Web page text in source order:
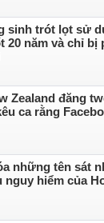
sinh trót lọt sử
20 năm và chỉ bị
Zealand đăng
ca rằng
những tên sát
nguy hiểm của